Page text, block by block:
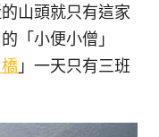
山頭就只有這家
「小便小僧」
」一天只有三班